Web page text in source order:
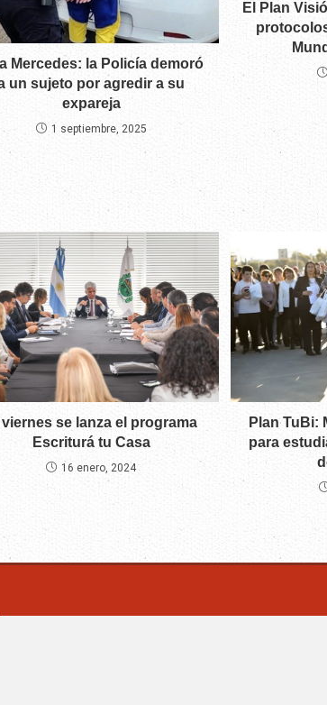
Mercedes: la Policía demoró
un sujeto por agredir a su
expareja
1 septiembre, 2025
El Plan
viernes se lanza el programa
Escriturá tu Casa
16 enero, 2024
Plan TuBi:
para